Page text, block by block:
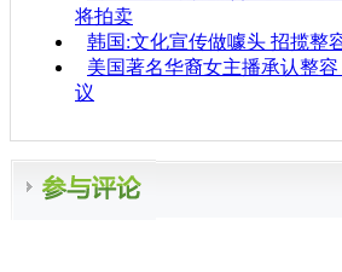
将拍卖
韩国:文化宣传做噱头 招揽整
美国著名华裔女主播承认整
议